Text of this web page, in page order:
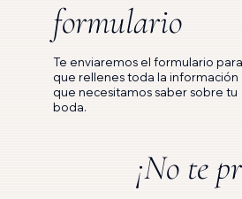
formulario
Te enviaremos el formulario para
que rellenes toda la información
que necesitamos saber sobre tu
boda.
¡No te